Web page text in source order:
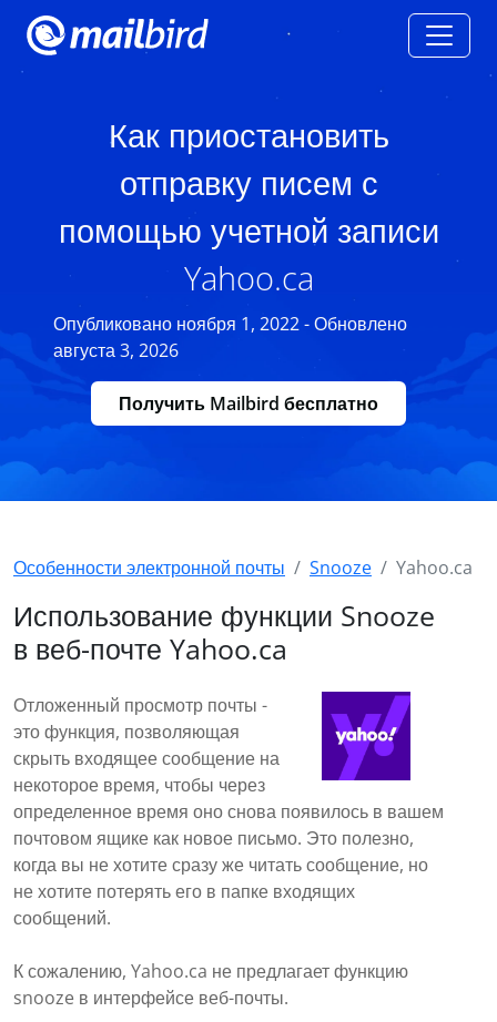
Как приостановить
отправку писем с
помощью учетной записи
Yahoo.ca
Опубликовано ноября 1, 2022 - Обновлено
августа 3, 2026
Получить Mailbird бесплатно
Особенности электронной почты Snooze Yahoo.ca
Использование функции Snooze
в веб-почте Yahoo.ca
Отложенный просмотр почты -
это функция, позволяющая
скрыть входящее сообщение на
некоторое время, чтобы через
определенное время оно снова появилось в вашем
почтовом ящике как новое письмо. Это полезно,
когда вы не хотите сразу же читать сообщение, но
не хотите потерять его в папке входящих
сообщений.
К сожалению, Yahoo.ca не предлагает функцию
snooze в интерфейсе веб-почты.